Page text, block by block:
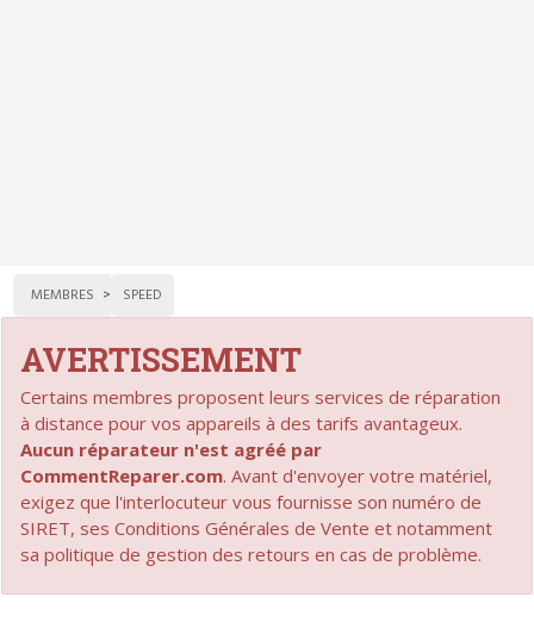
MEMBRES SPEED
AVERTISSEMENT
Certains membres proposent leurs services de réparation
à distance pour vos appareils à des tarifs avantageux.
Aucun réparateur n'est agréé par
CommentReparer.com. Avant d'envoyer votre matériel,
exigez que l'interlocuteur vous fournisse son numéro de
SIRET, ses Conditions Générales de Vente et notamment
sa politique de gestion des retours en cas de problème.